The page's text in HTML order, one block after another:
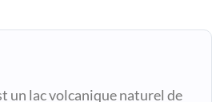
un lac volcanique naturel de